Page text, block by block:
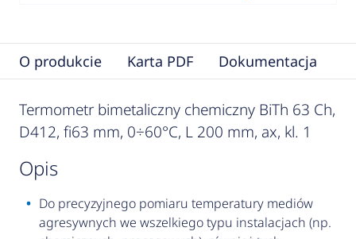
O produkcie Karta PDF Dokumentacja
Termometr bimetaliczny chemiczny BiTh 63 Ch,
D412, fi63 mm, 0÷60°C, L 200 mm, ax, kl. 1
opis
Do precyzyjnego pomiaru temperatury mediów
agresywnych we wszelkiego typu instalacjach (np.